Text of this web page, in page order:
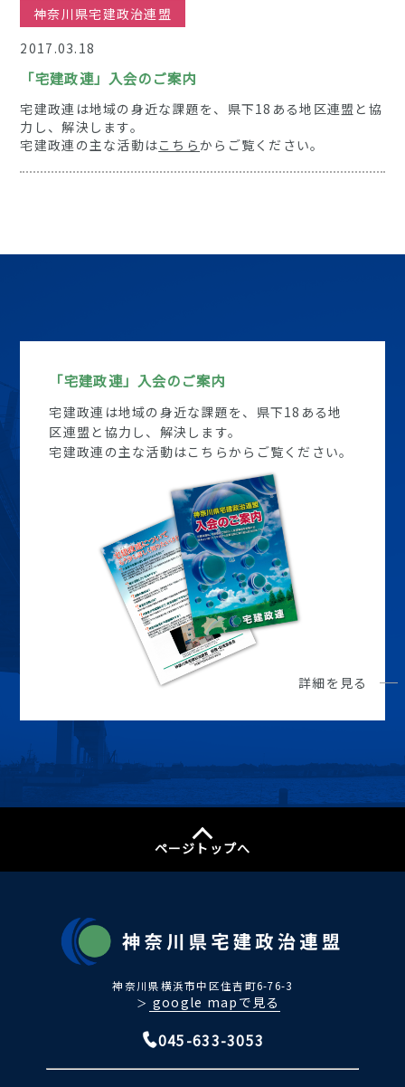
神奈川県宅建政治連盟
2017.03.18
「宅建政連」入会のご案内
宅建政連は地域の身近な課題を、県下18ある地区連盟と協
力し、解決します。
宅建政連の主な活動はこちらからご覧ください。
「宅建政連」入会のご案内
宅建政連は地域の身近な課題を、県下18ある地
区連盟と協力し、解決します。
宅建政連の主な活動はこちらからご覧ください。
詳細を見る
ページトップへ
神奈川県横浜市中区住吉町6-76-3
＞ google mapで見る
045-633-3053